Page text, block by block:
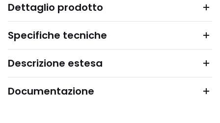
Dettaglio prodotto
Specifiche tecniche
Descrizione estesa
Documentazione